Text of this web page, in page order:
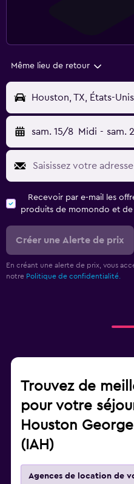
Même lieu de retour
Houston, TX, États-
sam. 15/8 Midi - sam.
Recevoir par e-mail les
produits de momondo et de
Créer une Alerte de prix
En créant une alerte de prix, vous
notre Politique de confidentialité.
Trouvez de
pour votre
Houston
(IAH)
Agences de location de